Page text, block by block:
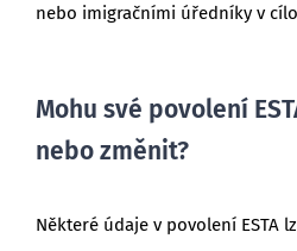
nebo imigračními úředníky v
Mohu své povolení
nebo změnit?
Některé údaje v povolení ESTA